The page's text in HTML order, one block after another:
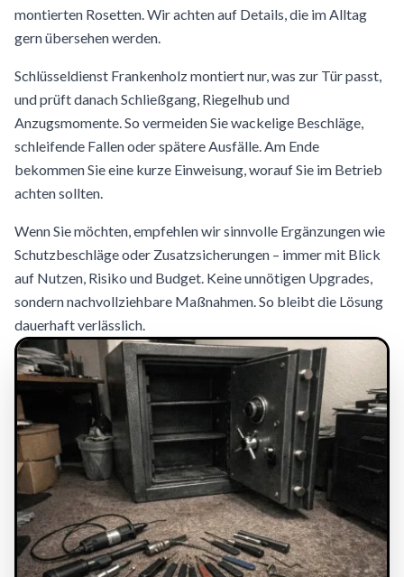
montierten Rosetten. Wir achten auf Details, die im Alltag
gern übersehen werden.
Schlüsseldienst Frankenholz montiert nur, was zur Tür passt,
und prüft danach Schließgang, Riegelhub und
Anzugsmomente. So vermeiden Sie wackelige Beschläge,
schleifende Fallen oder spätere Ausfälle. Am Ende
bekommen Sie eine kurze Einweisung, worauf Sie im Betrieb
achten sollten.
Wenn Sie möchten, empfehlen wir sinnvolle Ergänzungen wie
Schutzbeschläge oder Zusatzsicherungen – immer mit Blick
auf Nutzen, Risiko und Budget. Keine unnötigen Upgrades,
sondern nachvollziehbare Maßnahmen. So bleibt die Lösung
dauerhaft verlässlich.